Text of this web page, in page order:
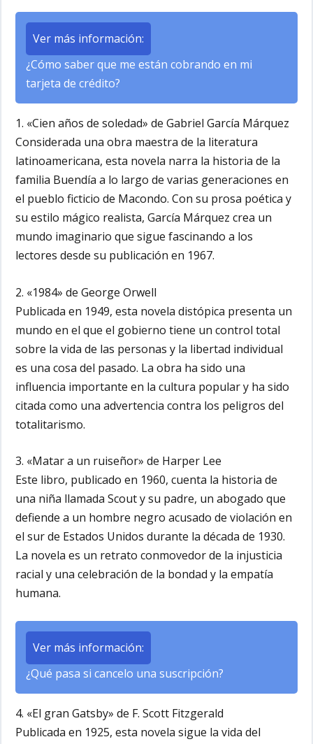
Ver más información:
¿Cómo saber que me están cobrando en mi
tarjeta de crédito?
1. «Cien años de soledad» de Gabriel García Márquez
Considerada una obra maestra de la literatura
latinoamericana, esta novela narra la historia de la
familia Buendía a lo largo de varias generaciones en
el pueblo ficticio de Macondo. Con su prosa poética y
su estilo mágico realista, García Márquez crea un
mundo imaginario que sigue fascinando a los
lectores desde su publicación en 1967.
2. «1984» de George Orwell
Publicada en 1949, esta novela distópica presenta un
mundo en el que el gobierno tiene un control total
sobre la vida de las personas y la libertad individual
es una cosa del pasado. La obra ha sido una
influencia importante en la cultura popular y ha sido
citada como una advertencia contra los peligros del
totalitarismo.
3. «Matar a un ruiseñor» de Harper Lee
Este libro, publicado en 1960, cuenta la historia de
una niña llamada Scout y su padre, un abogado que
defiende a un hombre negro acusado de violación en
el sur de Estados Unidos durante la década de 1930.
La novela es un retrato conmovedor de la injusticia
racial y una celebración de la bondad y la empatía
humana.
Ver más información:
¿Qué pasa si cancelo una suscripción?
4. «El gran Gatsby» de F. Scott Fitzgerald
Publicada en 1925, esta novela sigue la vida del